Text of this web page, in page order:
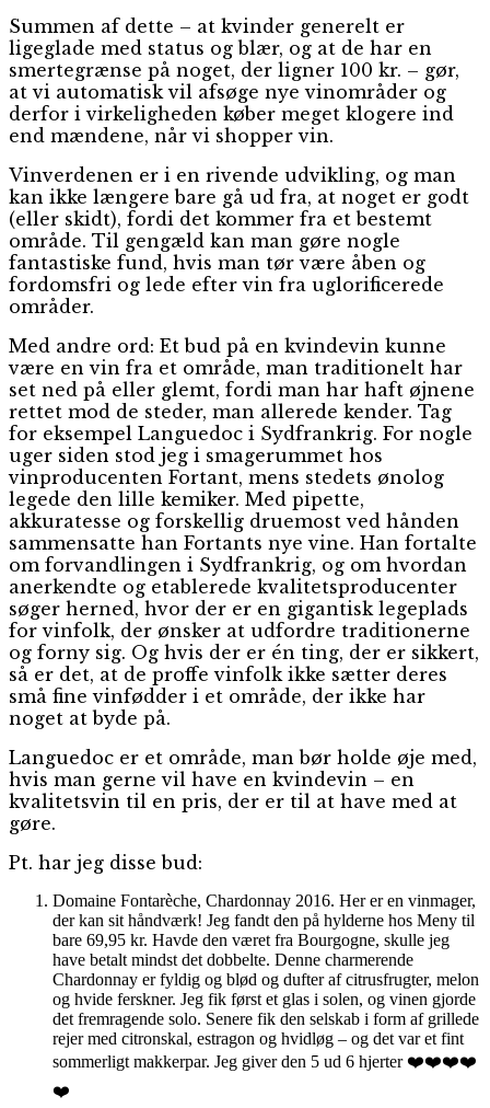
Summen af dette – at kvinder generelt er
ligeglade med status og blær, og at de har en
smertegrænse på noget, der ligner 100 kr. – gør,
at vi automatisk vil afsøge nye vinområder og
derfor i virkeligheden køber meget klogere ind
end mændene, når vi shopper vin.
Vinverdenen er i en rivende udvikling, og man
kan ikke længere bare gå ud fra, at noget er godt
(eller skidt), fordi det kommer fra et bestemt
område. Til gengæld kan man gøre nogle
fantastiske fund, hvis man tør være åben og
fordomsfri og lede efter vin fra uglorificerede
områder.
Med andre ord: Et bud på en kvindevin kunne
være en vin fra et område, man traditionelt har
set ned på eller glemt, fordi man har haft øjnene
rettet mod de steder, man allerede kender. Tag
for eksempel Languedoc i Sydfrankrig. For nogle
uger siden stod jeg i smagerummet hos
vinproducenten Fortant, mens stedets ønolog
legede den lille kemiker. Med pipette,
akkuratesse og forskellig druemost ved hånden
sammensatte han Fortants nye vine. Han fortalte
om forvandlingen i Sydfrankrig, og om hvordan
anerkendte og etablerede kvalitetsproducenter
søger herned, hvor der er en gigantisk legeplads
for vinfolk, der ønsker at udfordre traditionerne
og forny sig. Og hvis der er én ting, der er sikkert,
så er det, at de proffe vinfolk ikke sætter deres
små fine vinfødder i et område, der ikke har
noget at byde på.
Languedoc er et område, man bør holde øje med,
hvis man gerne vil have en kvindevin – en
kvalitetsvin til en pris, der er til at have med at
gøre.
Pt. har jeg disse bud:
Domaine Fontarèche, Chardonnay 2016. Her er en vinmager,
der kan sit håndværk! Jeg fandt den på hylderne hos Meny til
bare 69,95 kr. Havde den været fra Bourgogne, skulle jeg
have betalt mindst det dobbelte. Denne charmerende
Chardonnay er fyldig og blød og dufter af citrusfrugter, melon
og hvide ferskner. Jeg fik først et glas i solen, og vinen gjorde
det fremragende solo. Senere fik den selskab i form af grillede
rejer med citronskal, estragon og hvidløg – og det var et fint
sommerligt makkerpar. Jeg giver den 5 ud 6 hjerter ❤️❤️❤️❤️
❤️